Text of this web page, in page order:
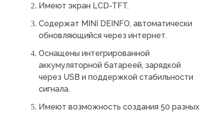
Имеют экран LCD-TFT.
Содержат MINI DEINFO, автоматически
обновляющийся через интернет.
Оснащены интегрированной
аккумуляторной батареей, зарядкой
через USB и поддержкой стабильности
сигнала.
Имеют возможность создания 50 разных